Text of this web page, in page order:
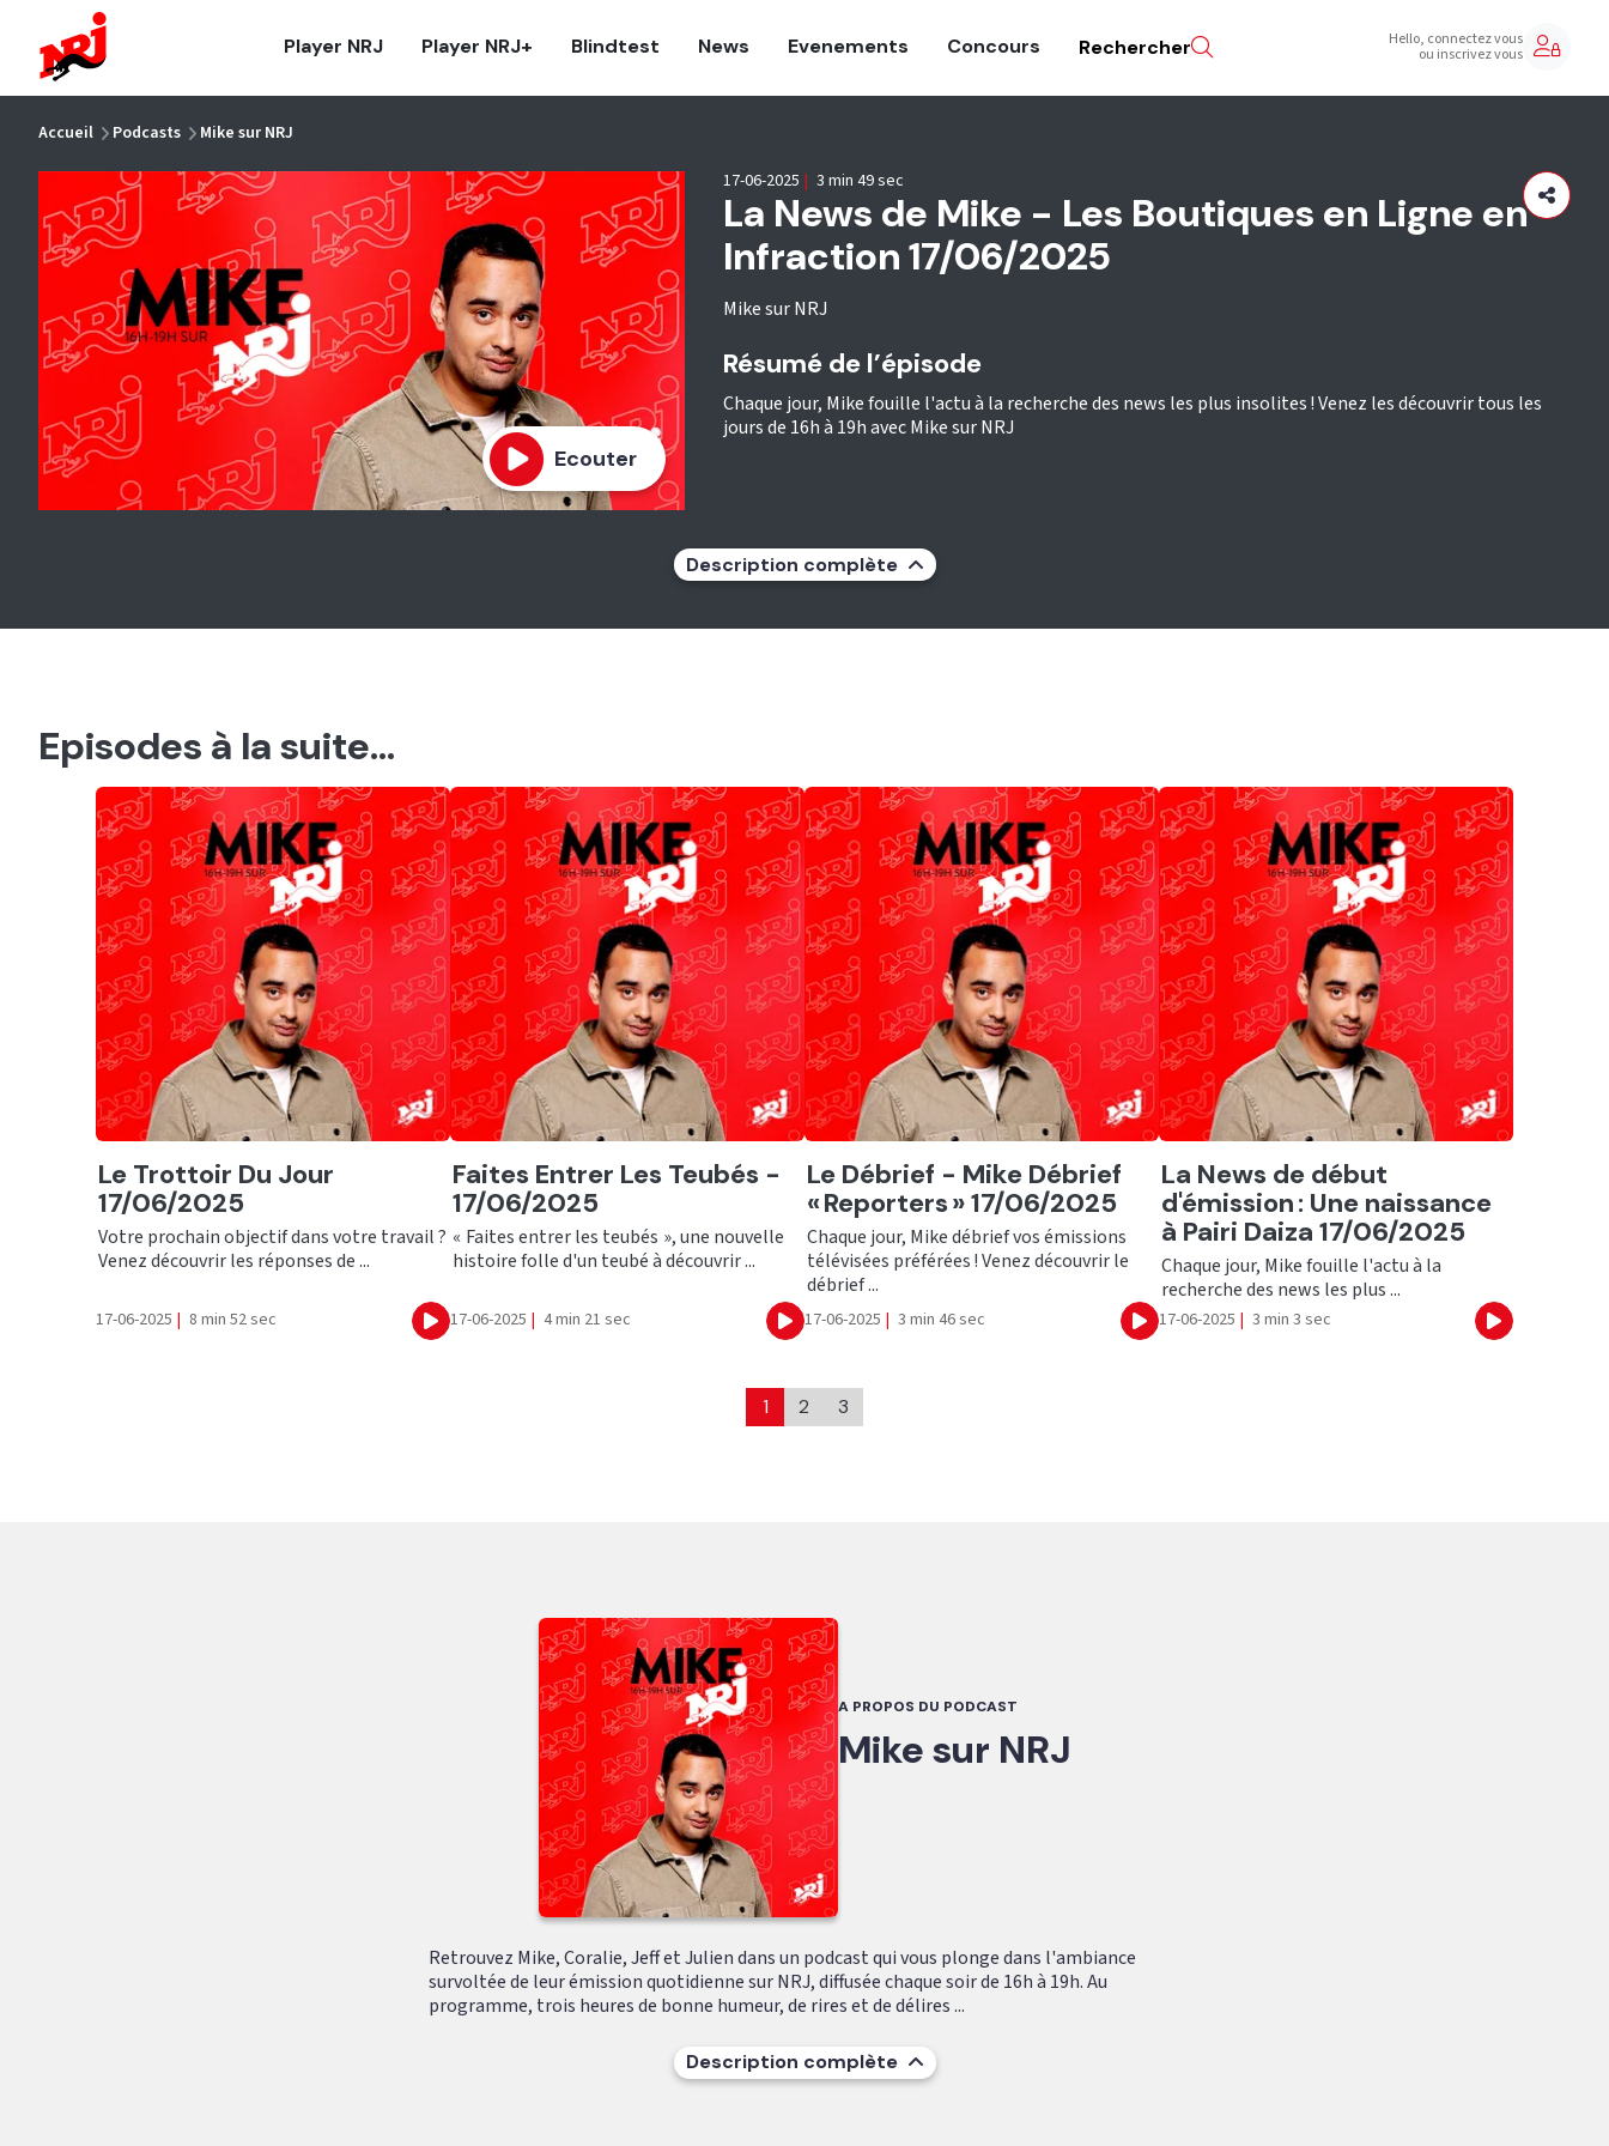
Player NRJ Player NRJ+ Blindtest News Evenements Concours Rechercher Hello, connectez vous
ou inscrivez vous
Accueil Podcasts Mike sur NRJ
Ecouter
La News de Mike - Les Boutiques en Ligne en
Infraction 17/06/2025
Mike sur NRJ
17-06-2025 | 3 min 49 sec
Résumé de l’épisode
Chaque jour, Mike fouille l'actu à la recherche des news les plus insolites ! Venez les découvrir tous les
jours de 16h à 19h avec Mike sur NRJ
Description complète
Episodes à la suite...
Ecouter
Le Trottoir Du Jour
17/06/2025
Votre prochain objectif dans votre travail ?
Venez découvrir les réponses de ...
17-06-2025 | 8 min 52 sec Ecouter
Ecouter
Faites Entrer Les Teubés -
17/06/2025
« Faites entrer les teubés », une nouvelle
histoire folle d'un teubé à découvrir ...
17-06-2025 | 4 min 21 sec Ecouter
Ecouter
Le Débrief - Mike Débrief
« Reporters » 17/06/2025
Chaque jour, Mike débrief vos émissions
télévisées préférées ! Venez découvrir le
débrief ...
17-06-2025 | 3 min 46 sec Ecouter
Ecouter
La News de début
d'émission : Une naissance
à Pairi Daiza 17/06/2025
Chaque jour, Mike fouille l'actu à la
recherche des news les plus ...
17-06-2025 | 3 min 3 sec Ecouter
1 2 3
A PROPOS DU PODCAST
Mike sur NRJ
Retrouvez Mike, Coralie, Jeff et Julien dans un podcast qui vous plonge dans l'ambiance
survoltée de leur émission quotidienne sur NRJ, diffusée chaque soir de 16h à 19h. Au
programme, trois heures de bonne humeur, de rires et de délires ...
Description complète